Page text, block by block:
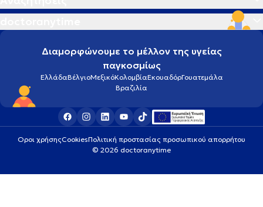
Διαμορφώνουμε το μέλλον της υγείας
παγκοσμίως
ΕλλάδαΒέλγιοΜεξικόΚολομβίαΕκουαδόρΓουατεμάλα
Βραζιλία
Οροι χρήσηςCookiesΠολιτική προστασίας προσωπικού απορρήτου
© 2026 doctoranytime